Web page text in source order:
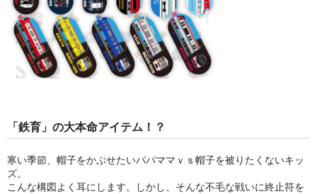
「鉄育」の大本命アイテム！？
寒い季節、帽子をかぶせたいパパママｖｓ帽子を被りたくないキッ
ズ。
こんな構図よく耳にします。しかし、そんな不毛な戦いに終止符を